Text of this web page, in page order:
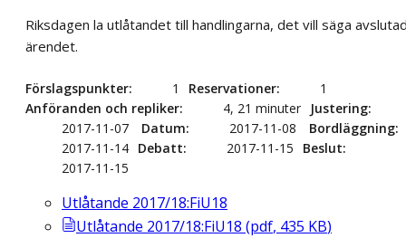
Riksdagen la utlåtandet till handlingarna, det vill säga
ärendet.
Förslagspunkter 1 Reservationer
1
Anföranden och repliker
4, 21 minuter
Justering
2017-11-07
Datum 2017-11-08
Bordläggning
2017-11-14 Debatt 2017-11-15
Beslut
2017-11-15
Utlåtande 2017/18:FiU18
Utlåtande 2017/18:FiU18 (pdf, 435 KB)